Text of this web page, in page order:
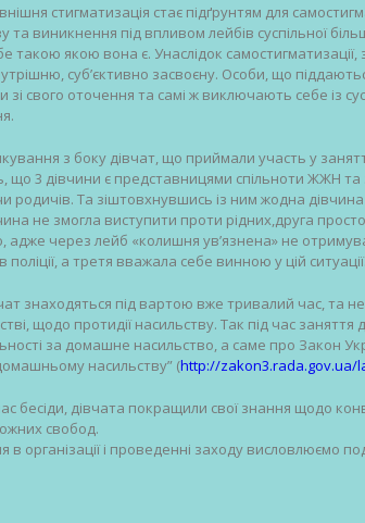
стигматизація стає підґрунтям для
та виникнення під впливом лейбів суспільної
такою якою вона є. Унаслідок
суб’єктивно засвоєну. Особи, що
зі свого оточення та самі ж виключають себе із
з боку дівчат, що приймали участь у
що 3 дівчини є представницями спільноти ЖЖН
родичів. Та зіштовхнувшись із ним жодна
не змогла виступити проти рідних,друга
адже через лейб «колишня ув’язнена» не
поліції, а третя вважала себе винною у цій
знаходяться під вартою вже тривалий час, та
щодо протидії насильству. Так під час заняття
за домашне насильство, а саме про Закон
насильству” (http://zakon3.rada.gov.ua/
бесіди, дівчата покращили свої знання щодо
свобод.
в організації і проведенні заходу висловлюємо